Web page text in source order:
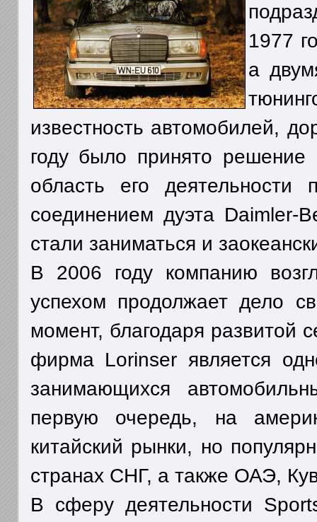
1977
а
известность автомобилей,
году было принято
область его
соединением дуэта Daimler-
стали заниматься и
В 2006 году компанию
успехом продолжает дело
момент, благодаря развитой
фирма Lorinser является
занимающихся
первую очередь, на
китайский рынки, но
странах СНГ, а также ОАЭ,
В сферу деятельности